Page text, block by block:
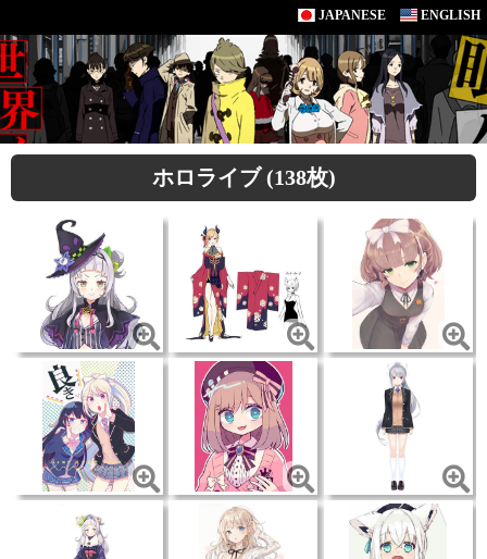
JAPANESE ENGLISH
ホロライブ (138枚)